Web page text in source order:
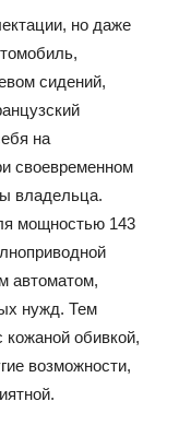
но даже
сидений,
на
своевременном
владельца.
мощностью 143
автоматом,
нужд. Тем
кожаной обивкой,
возможности,